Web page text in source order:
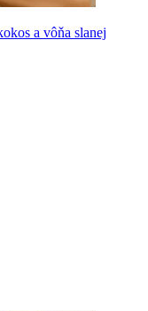
a vôňa slanej